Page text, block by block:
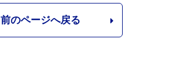
前のページへ戻る